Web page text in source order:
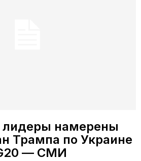
лидеры намерены
Трампа по Украине
— СМИ